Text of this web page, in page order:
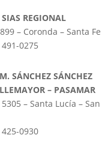
REGIONAL
– Coronda – Santa Fe
0275
SÁNCHEZ SÁNCHEZ
– PASAMAR
– Santa Lucía – San
0930